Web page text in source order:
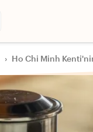
› Ho Chi Minh